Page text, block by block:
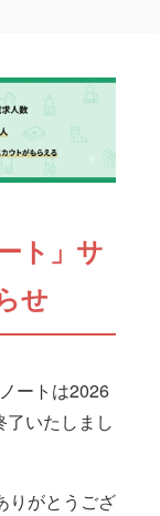
ト」サ
せ
ートは2026
いたしまし
りがとうござ